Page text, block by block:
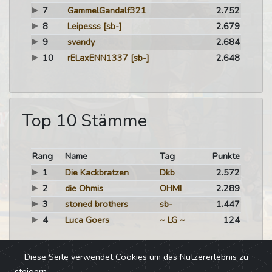
7
GammelGandalf321
2.752
8
Leipesss [sb-]
2.679
9
svandy
2.684
10
rELaxENN1337 [sb-] 2.648
Top 10 Stämme
Rang Name Tag
Punkte
1
Die Kackbratzen Dkb
2.572
2
die Ohmis OHMI
2.289
3
stoned brothers sb-
1.447
4
Luca Goers ~ LG ~ 124
Diese Seite verwendet Cookies um das Nutzererlebnis zu